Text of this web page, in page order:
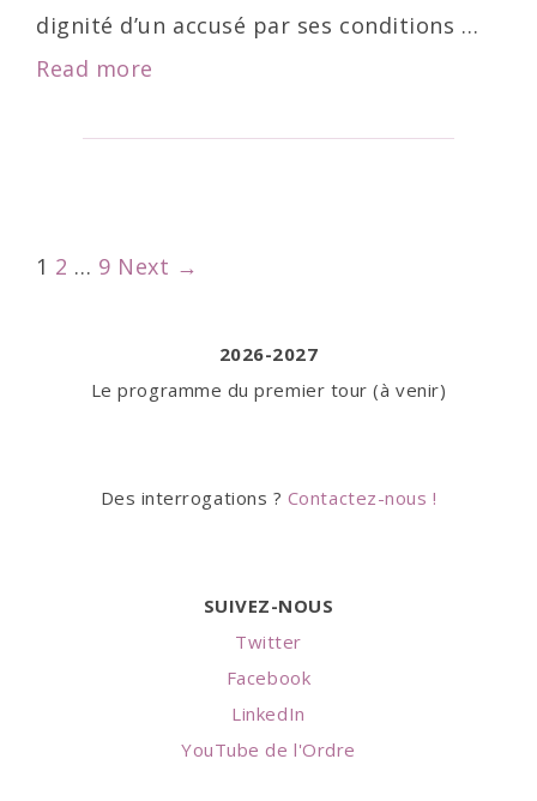
dignité d’un accusé par ses conditions …
Read more
–
Post
1 2 … 9 Next →
2026-2027
Le programme du premier tour (à venir)
Des interrogations ? Contactez-nous !
SUIVEZ-NOUS
Twitter
Facebook
LinkedIn
YouTube de l'Ordre